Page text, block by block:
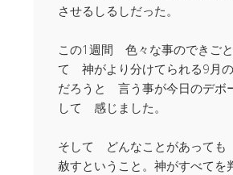
させるしるしだった。
この1週間 色々な事のできご
て 神がより分けてられる9月
だろうと 言う事が今日のデボ
して 感じました。
そして どんなことがあっても
赦すということ。神がすべてを